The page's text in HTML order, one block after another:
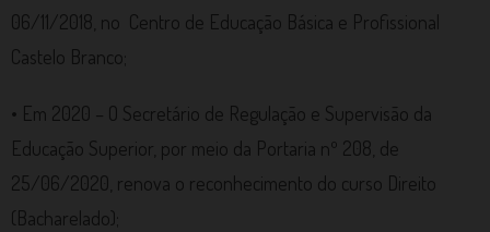
06/11/2018, no Centro de Educação Básica e Profissional
Castelo Branco;
• Em 2020 – O Secretário de Regulação e Supervisão da
Educação Superior, por meio da Portaria nº 208, de
25/06/2020, renova o reconhecimento do curso Direito
(Bacharelado);